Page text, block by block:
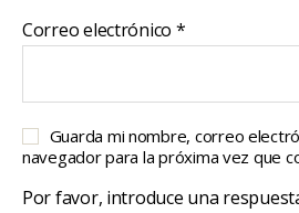
Correo electrónico *
Guarda mi nombre, correo
navegador para la próxima vez que
Por favor, introduce una